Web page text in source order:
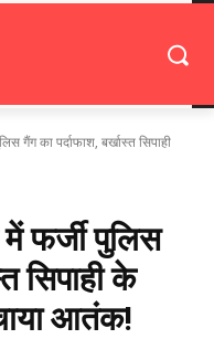
गैंग का पर्दाफाश, बर्खास्त सिपाही
में फर्जी पुलिस
सिपाही के
आतंक!